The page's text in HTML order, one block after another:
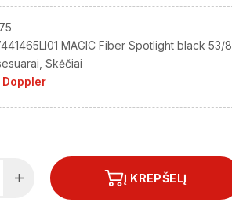
MAGIC Fiber Spotlight black 53/8
Skėčiai
Doppler
Į KREPŠELĮ